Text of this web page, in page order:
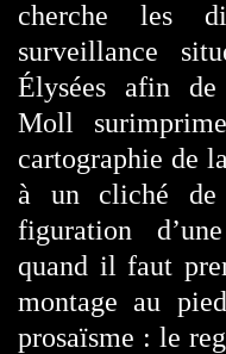
cherche les
surveillance
Élysées afin
Moll
cartographie de
à un cliché
figuration
quand il faut
montage au
prosaïsme : le